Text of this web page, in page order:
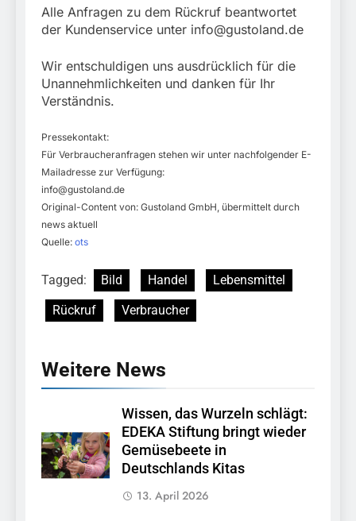
Alle Anfragen zu dem Rückruf beantwortet
der Kundenservice unter info@gustoland.de
Wir entschuldigen uns ausdrücklich für die
Unannehmlichkeiten und danken für Ihr
Verständnis.
Pressekontakt:
Für Verbraucheranfragen stehen wir unter nachfolgender E-
Mailadresse zur Verfügung:
info@gustoland.de
Original-Content von: Gustoland GmbH, übermittelt durch
news aktuell
Quelle: ots
Tagged: Bild Handel
Lebensmittel
Rückruf
Verbraucher
Weitere News
Wissen, das Wurzeln schlägt:
EDEKA Stiftung bringt wieder
Gemüsebeete in
Deutschlands Kitas
13. April 2026